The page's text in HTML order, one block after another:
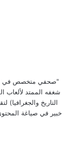
شغفه الممتد لألعاب
التاريخ
خبير في صياغة